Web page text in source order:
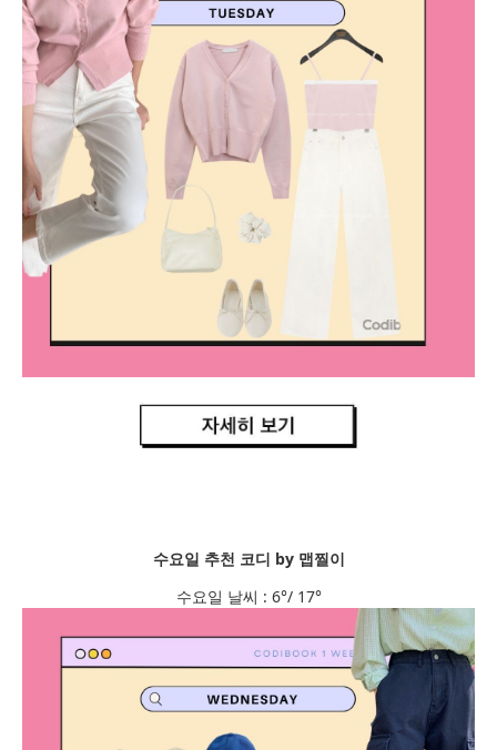
수요일 추천 코디 by 맵찔이
수요일 날씨 : 6°/ 17°